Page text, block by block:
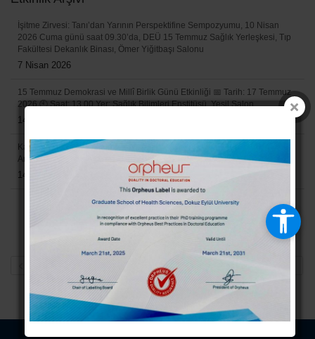
İşitme Zirvesi: Tanı’dan Yarının Perspektifine Sempozyumu, 10 Nisan
2026 Cuma günü saat 09.30’da, DEÜ 15 Temmuz Sağlık Yerleşkesi, Tıp
Fakültesi Dekanlık Binası, Ömer Yiğitbaşı Salonu
7 Nisan 2026
15 Temmuz Demokrasi ve Millî Birlik Günü Etkinliği 📅 Tarih: 17 Temmuz
2026 🕙 Saat: 13.00 Yer: Sağlık Bilimleri Enstitüsü, Yeşil Salon
14 Temmuz 2026
Kariyerde Bir Sonraki Durak: YÖK-DOSAİ (Ek 34) ile “Doktora Sonrası
Araştırmacı” Olmak
14 Nisan 2026